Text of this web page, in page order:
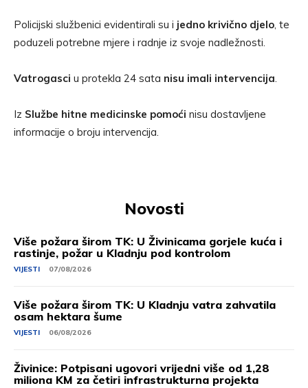
Policijski službenici evidentirali su i jedno krivično djelo, te
poduzeli potrebne mjere i radnje iz svoje nadležnosti.
Vatrogasci u protekla 24 sata nisu imali intervencija.
Iz Službe hitne medicinske pomoći nisu dostavljene
informacije o broju intervencija.
Novosti
Više požara širom TK: U Živinicama gorjele kuća i
rastinje, požar u Kladnju pod kontrolom
VIJESTI 07/08/2026
Više požara širom TK: U Kladnju vatra zahvatila
osam hektara šume
VIJESTI 06/08/2026
Živinice: Potpisani ugovori vrijedni više od 1,28
miliona KM za četiri infrastrukturna projekta